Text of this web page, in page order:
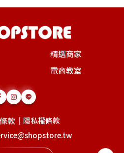
精選商家
電商教室
款 ｜ 隱私權條款